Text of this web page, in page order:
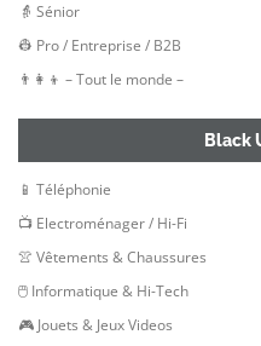
👵 Sénior
👷‍ Pro / Entreprise / B2B
👨‍👩‍👦 – Tout le monde –
Black
📱 Téléphonie
📺 Electroménager / Hi-Fi
👚 Vêtements & Chaussures
🖱 Informatique & Hi-Tech
🎮 Jouets & Jeux Videos